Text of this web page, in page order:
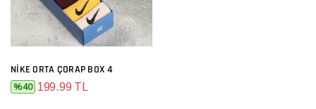
NIKE ORTA ÇORAP BOX 4
%40 199.99 TL